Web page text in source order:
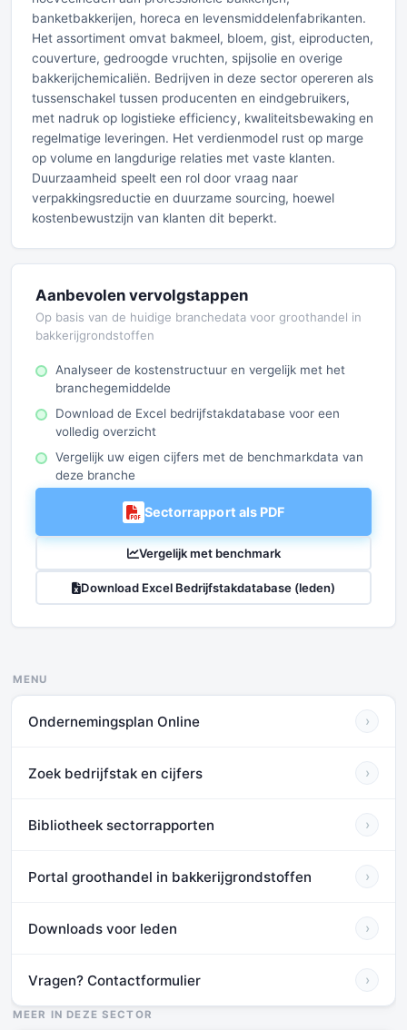
banketbakkerijen, horeca en levensmiddelenfabrikanten.
Het assortiment omvat bakmeel, bloem, gist, eiproducten,
couverture, gedroogde vruchten, spijsolie en overige
bakkerijchemicaliën. Bedrijven in deze sector opereren als
tussenschakel tussen producenten en eindgebruikers,
met nadruk op logistieke efficiency, kwaliteitsbewaking en
regelmatige leveringen. Het verdienmodel rust op marge
op volume en langdurige relaties met vaste klanten.
Duurzaamheid speelt een rol door vraag naar
verpakkingsreductie en duurzame sourcing, hoewel
kostenbewustzijn van klanten dit beperkt.
Aanbevolen vervolgstappen
Op basis van de huidige branchedata voor groothandel in
bakkerijgrondstoffen
Analyseer de kostenstructuur en vergelijk met het
branchegemiddelde
Download de Excel bedrijfstakdatabase voor een
volledig overzicht
Vergelijk uw eigen cijfers met de benchmarkdata van
deze branche
Sectorrapport als PDF
Vergelijk met benchmark
Download Excel Bedrijfstakdatabase (leden)
MENU
Ondernemingsplan Online ›
Zoek bedrijfstak en cijfers ›
Bibliotheek sectorrapporten ›
Portal groothandel in bakkerijgrondstoffen ›
Downloads voor leden ›
Vragen? Contactformulier ›
MEER IN DEZE SECTOR